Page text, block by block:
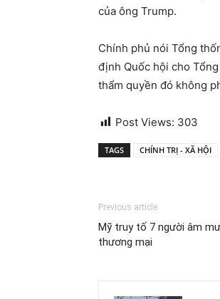
của ông Trump.
Chính phủ nói Tổng
định Quốc hội cho
thẩm quyền đó không
Post Views: 303
TAGS CHÍNH TRỊ - XÃ HỘI
Previous article
Mỹ truy tố 7 người âm
thương mại